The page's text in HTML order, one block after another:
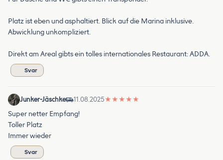
Platz ist eben und asphaltiert. Blick auf die Marina inklusive.
Abwicklung unkompliziert.
Direkt am Areal gibts ein tolles internationales Restaurant: ADDA.
Svar
Junker-Jäschke 11.08.2025★ ★ ★ ★ ★
Super netter Empfang!
Toller Platz
Immer wieder
Svar